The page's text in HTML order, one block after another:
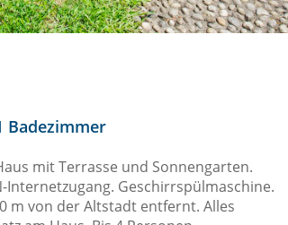
Badezimmer
mit Terrasse und Sonnengarten.
Internetzugang. Geschirrspülmaschine.
m von der Altstadt entfernt. Alles